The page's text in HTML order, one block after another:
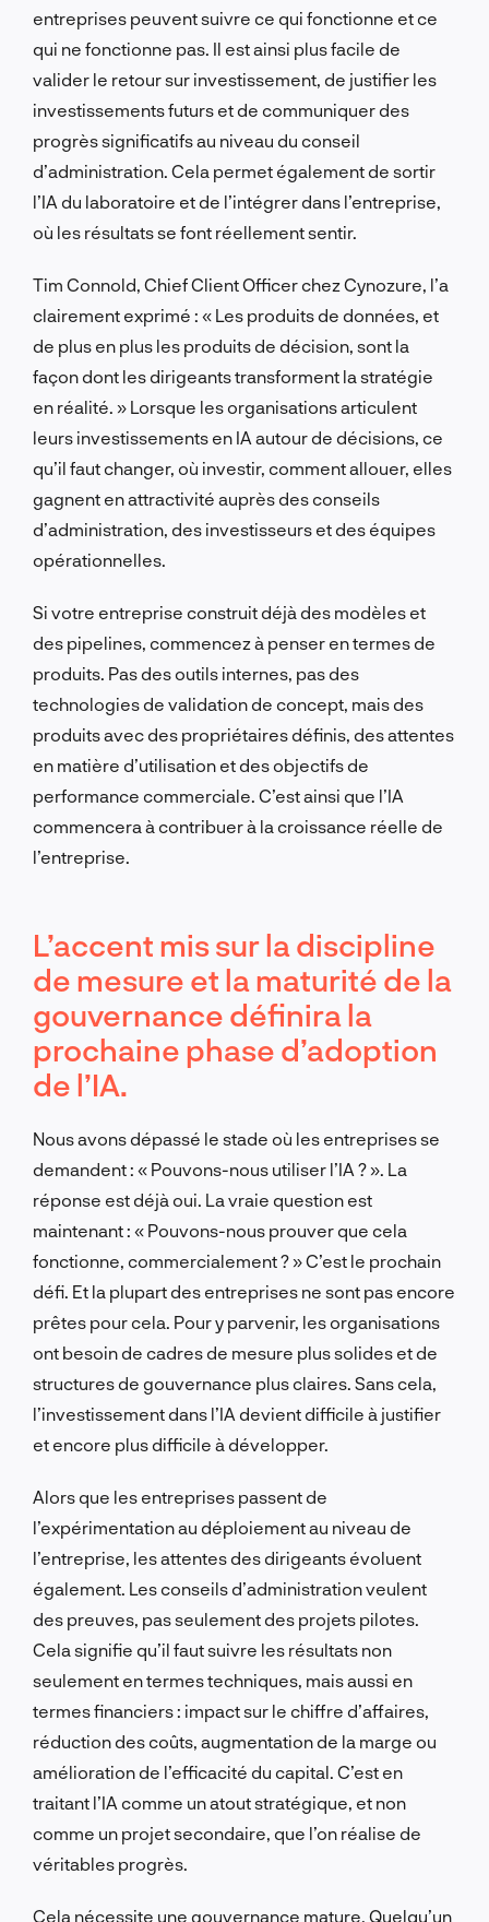
entreprises peuvent suivre ce qui fonctionne et ce
qui ne fonctionne pas. Il est ainsi plus facile de
valider le retour sur investissement, de justifier les
investissements futurs et de communiquer des
progrès significatifs au niveau du conseil
d’administration. Cela permet également de sortir
l’IA du laboratoire et de l’intégrer dans l’entreprise,
où les résultats se font réellement sentir.
Tim Connold, Chief Client Officer chez Cynozure, l’a
clairement exprimé : « Les produits de données, et
de plus en plus les produits de décision, sont la
façon dont les dirigeants transforment la stratégie
en réalité. » Lorsque les organisations articulent
leurs investissements en IA autour de décisions, ce
qu’il faut changer, où investir, comment allouer, elles
gagnent en attractivité auprès des conseils
d’administration, des investisseurs et des équipes
opérationnelles.
Si votre entreprise construit déjà des modèles et
des pipelines, commencez à penser en termes de
produits. Pas des outils internes, pas des
technologies de validation de concept, mais des
produits avec des propriétaires définis, des attentes
en matière d’utilisation et des objectifs de
performance commerciale. C’est ainsi que l’IA
commencera à contribuer à la croissance réelle de
l’entreprise.
L’accent mis sur la discipline
de mesure et la maturité de la
gouvernance définira la
prochaine phase d’adoption
de l’IA.
Nous avons dépassé le stade où les entreprises se
demandent : « Pouvons-nous utiliser l’IA ? ». La
réponse est déjà oui. La vraie question est
maintenant : « Pouvons-nous prouver que cela
fonctionne, commercialement ? » C’est le prochain
défi. Et la plupart des entreprises ne sont pas encore
prêtes pour cela. Pour y parvenir, les organisations
ont besoin de cadres de mesure plus solides et de
structures de gouvernance plus claires. Sans cela,
l’investissement dans l’IA devient difficile à justifier
et encore plus difficile à développer.
Alors que les entreprises passent de
l’expérimentation au déploiement au niveau de
l’entreprise, les attentes des dirigeants évoluent
également. Les conseils d’administration veulent
des preuves, pas seulement des projets pilotes.
Cela signifie qu’il faut suivre les résultats non
seulement en termes techniques, mais aussi en
termes financiers : impact sur le chiffre d’affaires,
réduction des coûts, augmentation de la marge ou
amélioration de l’efficacité du capital. C’est en
traitant l’IA comme un atout stratégique, et non
comme un projet secondaire, que l’on réalise de
véritables progrès.
Cela nécessite une gouvernance mature. Quelqu’un